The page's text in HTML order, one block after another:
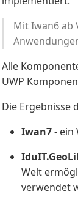
Mit Iwan6 ab
Alle
UWP
Die Ergebnisse
Iwan7- ein
Welt
verwendet